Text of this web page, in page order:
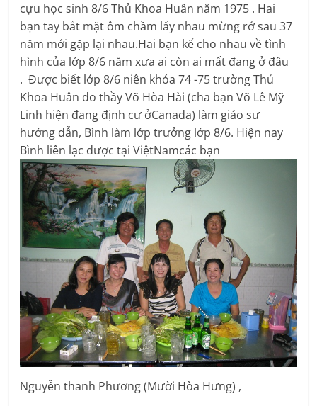
cựu học sinh 8/6 Thủ Khoa Huân năm 1975 . Hai
bạn tay bắt mặt ôm chầm lấy nhau mừng rở sau 37
năm mới gặp lại nhau.Hai bạn kể cho nhau về tình
hình của lớp 8/6 năm xưa ai còn ai mất đang ở đâu
. Được biết lớp 8/6 niên khóa 74 -75 trường Thủ
Khoa Huân do thầy Võ Hòa Hài (cha bạn Võ Lê Mỹ
Linh hiện đang định cư ởCanada) làm giáo sư
hướng dẫn, Bình làm lớp trưởng lớp 8/6. Hiện nay
Bình liên lạc được tại ViệtNamcác bạn
Nguyễn thanh Phương (Mười Hòa Hưng) ,